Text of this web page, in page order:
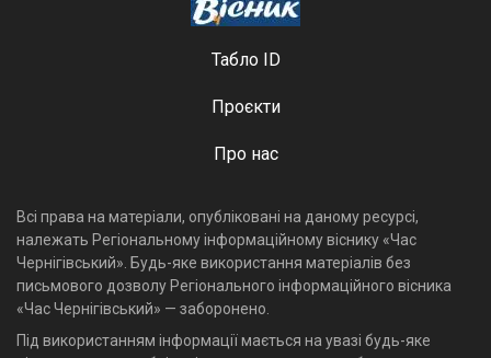
Табло ID
Проєкти
Про нас
Всі права на матеріали, опубліковані на даному ресурсі,
належать Регіональному інформаційному віснику «Час
Чернігівський». Будь-яке використання матеріалів без
письмового дозволу Регіонального інформаційного вісника
«Час Чернігівський» — заборонено.
Під використанням інформації мається на увазі будь-яке